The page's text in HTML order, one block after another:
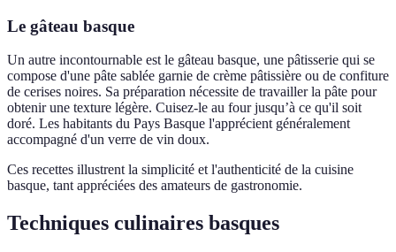
Le gâteau basque
Un autre incontournable est le gâteau basque, une pâtisserie qui se
compose d'une pâte sablée garnie de crème pâtissière ou de confiture
de cerises noires. Sa préparation nécessite de travailler la pâte pour
obtenir une texture légère. Cuisez-le au four jusqu’à ce qu'il soit
doré. Les habitants du Pays Basque l'apprécient généralement
accompagné d'un verre de vin doux.
Ces recettes illustrent la simplicité et l'authenticité de la cuisine
basque, tant appréciées des amateurs de gastronomie.
Techniques culinaires basques